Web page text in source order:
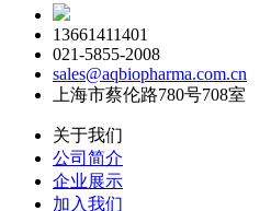
13661411401
021-5855-2008
sales@aqbiopharma.com.cn
上海市蔡伦路780号708室
关于我们
公司简介
企业展示
加入我们